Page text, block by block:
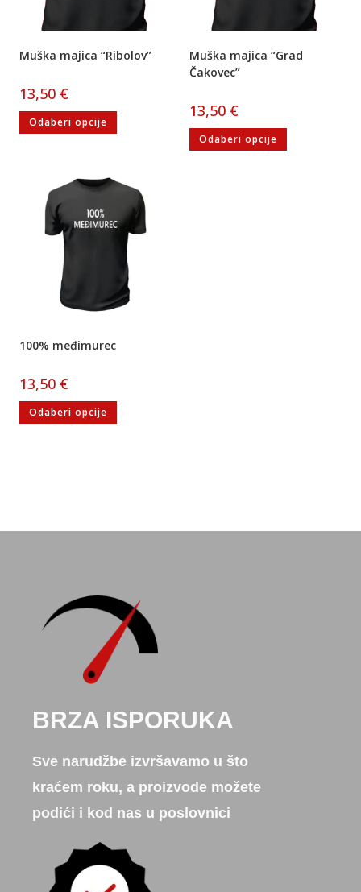
Muška majica “Ribolov”
13,50 €
Odaberi opcije
Muška majica “Grad
Čakovec”
13,50 €
Odaberi opcije
100% međimurec
13,50 €
Odaberi opcije
BRZA ISPORUKA
Sve narudžbe izvršavamo u što
kraćem roku, a proizvode možete
podići i kod nas u poslovnici